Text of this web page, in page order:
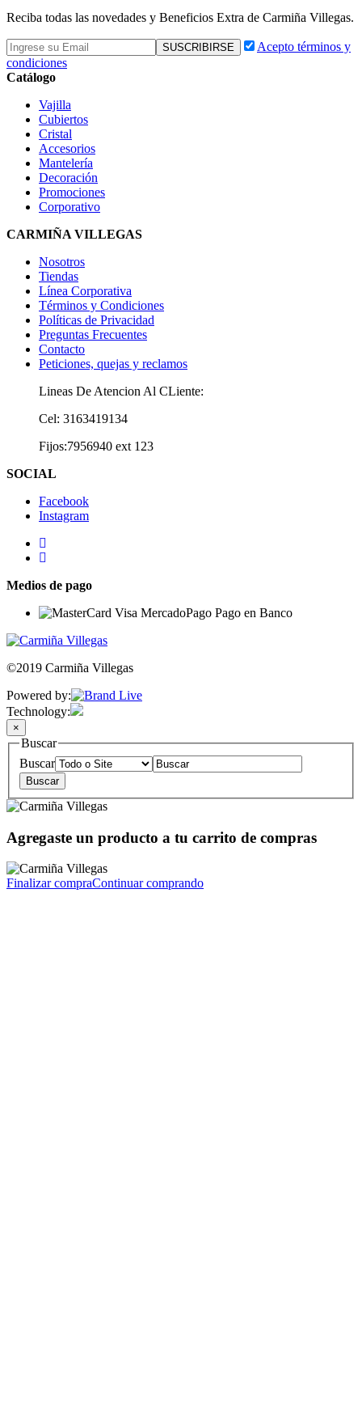
Reciba todas las novedades y Beneficios Extra de Carmiña Villegas.
Acepto términos y
condiciones
Catálogo
Vajilla
Cubiertos
Cristal
Accesorios
Mantelería
Decoración
Promociones
Corporativo
CARMIÑA VILLEGAS
Nosotros
Tiendas
Línea Corporativa
Términos y Condiciones
Políticas de Privacidad
Preguntas Frecuentes
Contacto
Peticiones, quejas y reclamos
Lineas De Atencion Al CLiente:
Cel: 3163419134
Fijos:7956940 ext 123
SOCIAL
Facebook
Instagram
Medios de pago
©2019 Carmiña Villegas
Powered by:
Technology:
×
Buscar
Buscar
Agregaste un producto a tu carrito de compras
Finalizar compraContinuar comprando